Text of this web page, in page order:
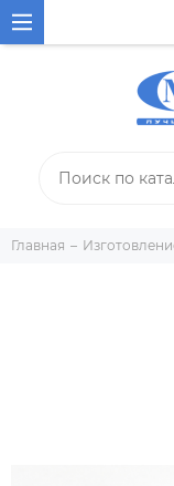
Главная